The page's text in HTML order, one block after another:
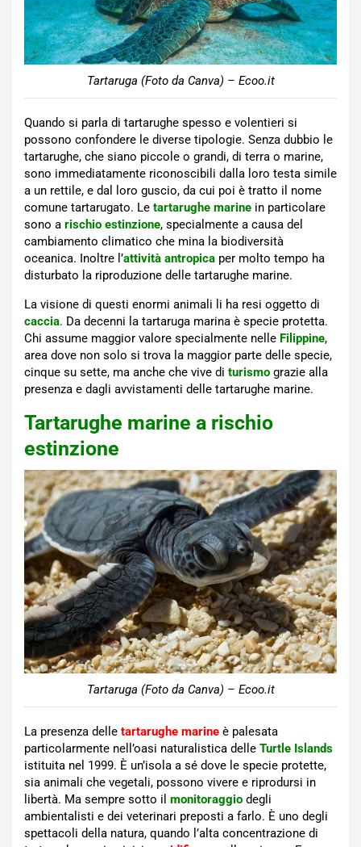
Tartaruga (Foto da Canva) – Ecoo.it
Quando si parla di tartarughe spesso e volentieri si
possono confondere le diverse tipologie. Senza dubbio le
tartarughe, che siano piccole o grandi, di terra o marine,
sono immediatamente riconoscibili dalla loro testa simile
a un rettile, e dal loro guscio, da cui poi è tratto il nome
comune tartarugato. Le tartarughe marine in particolare
sono a rischio estinzione, specialmente a causa del
cambiamento climatico che mina la biodiversità
oceanica. Inoltre l’attività antropica per molto tempo ha
disturbato la riproduzione delle tartarughe marine.
La visione di questi enormi animali li ha resi oggetto di
caccia. Da decenni la tartaruga marina è specie protetta.
Chi assume maggior valore specialmente nelle Filippine,
area dove non solo si trova la maggior parte delle specie,
cinque su sette, ma anche che vive di turismo grazie alla
presenza e dagli avvistamenti delle tartarughe marine.
Tartarughe marine a rischio
estinzione
Tartaruga (Foto da Canva) – Ecoo.it
La presenza delle tartarughe marine è palesata
particolarmente nell’oasi naturalistica delle Turtle Islands
istituita nel 1999. È un’isola a sé dove le specie protette,
sia animali che vegetali, possono vivere e riprodursi in
libertà. Ma sempre sotto il monitoraggio degli
ambientalisti e dei veterinari preposti a farlo. È uno degli
spettacoli della natura, quando l’alta concentrazione di